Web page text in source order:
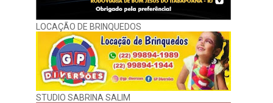
LOCAÇÃO DE BRINQUEDOS
STUDIO SABRINA SALIM